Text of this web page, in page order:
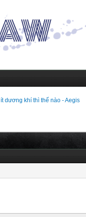
dương khí thì thế nào - Aegis